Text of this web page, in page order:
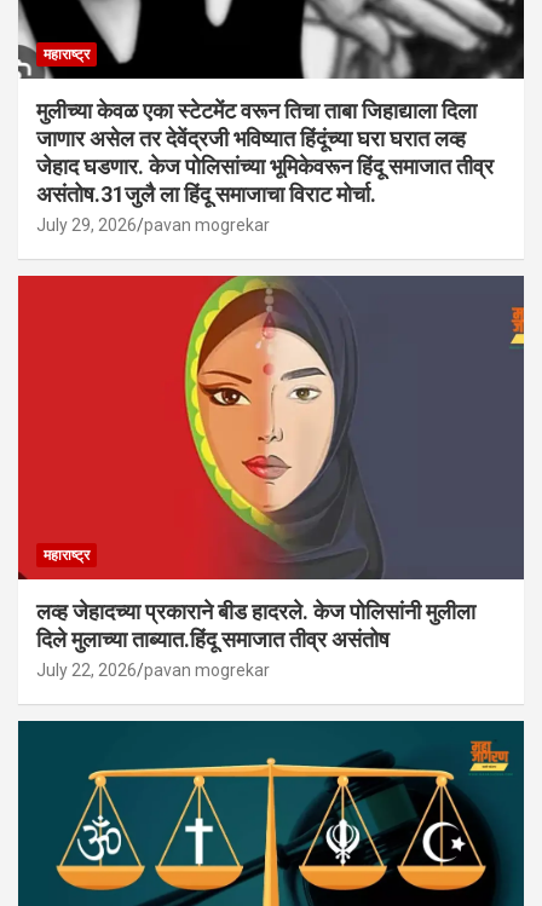
महाराष्ट्र
मुलीच्या केवळ एका स्टेटमेंट वरून तिचा ताबा जिहाद्याला दिला
जाणार असेल तर देवेंद्रजी भविष्यात हिंदूंच्या घरा घरात लव्ह
जेहाद घडणार. केज पोलिसांच्या भूमिकेवरून हिंदू समाजात तीव्र
असंतोष.31जुलै ला हिंदू समाजाचा विराट मोर्चा.
July 29, 2026 pavan mogrekar
महाराष्ट्र
लव्ह जेहादच्या प्रकाराने बीड हादरले. केज पोलिसांनी मुलीला
दिले मुलाच्या ताब्यात.हिंदू समाजात तीव्र असंतोष
July 22, 2026 pavan mogrekar